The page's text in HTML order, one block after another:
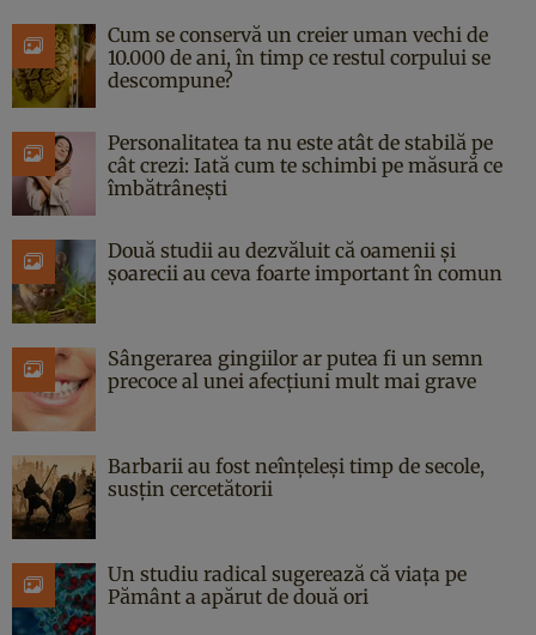
Cum se conservă un creier uman vechi de
10.000 de ani, în timp ce restul corpului se
descompune?
Personalitatea ta nu este atât de stabilă pe
cât crezi: Iată cum te schimbi pe măsură ce
îmbătrânești
Două studii au dezvăluit că oamenii și
șoarecii au ceva foarte important în comun
Sângerarea gingiilor ar putea fi un semn
precoce al unei afecțiuni mult mai grave
Barbarii au fost neînțeleși timp de secole,
susțin cercetătorii
Un studiu radical sugerează că viața pe
Pământ a apărut de două ori